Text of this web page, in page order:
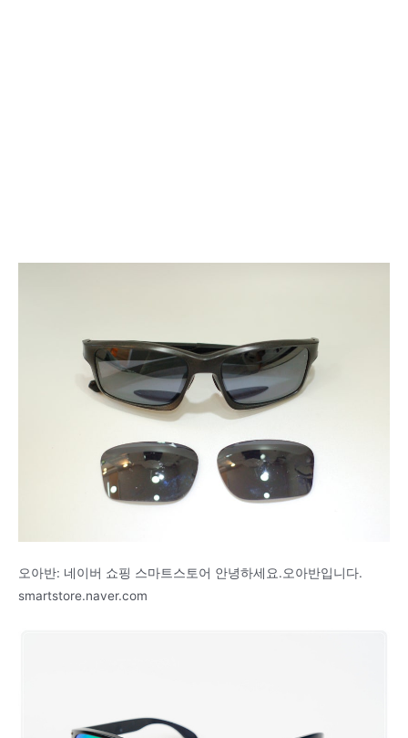
오아반: 네이버 쇼핑 스마트스토어 안녕하세요.오아반입니다.
smartstore.naver.com